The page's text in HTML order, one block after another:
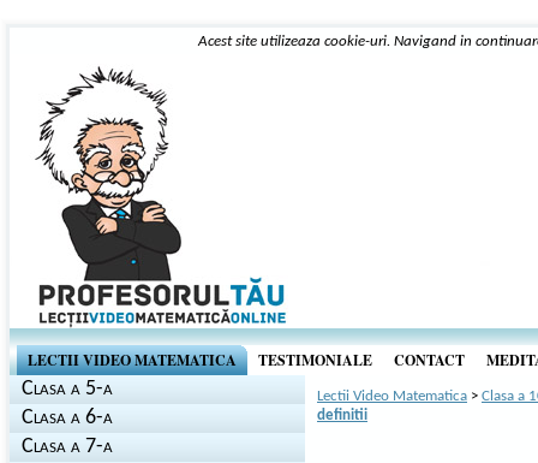
Acest site utilizeaza cookie-uri. Navigand in
LECTII VIDEO MATEMATICA TESTIMONIALE CONTACT
Clasa a 5-a
Clasa a 6-a
Clasa a 7-a
Lectii Video Matematica > Clasa a
definitii